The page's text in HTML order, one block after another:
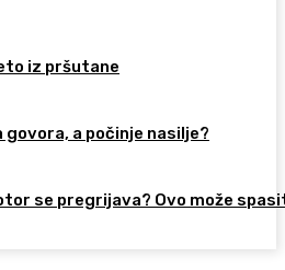
iz pršutane
a počinje nasilje?
se pregrijava? Ovo može